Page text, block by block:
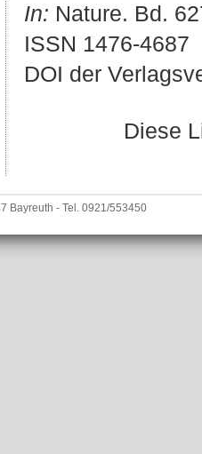
In: Nature. Bd.
ISSN 1476-4687
DOI der
Diese
Bayreuth - Tel. 0921/553450